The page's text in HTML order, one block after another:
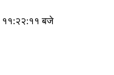
११:२२:१२ बजे